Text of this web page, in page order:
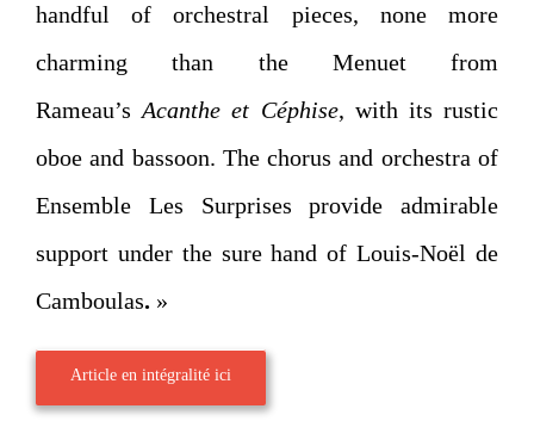
handful of orchestral pieces, none more
charming than the Menuet from
Rameau’sAcanthe et Céphise, with its rustic
oboe and bassoon. The chorus and orchestra of
Ensemble Les Surprises provide admirable
support under the sure hand of Louis‑Noël de
Camboulas. »
Article en intégralité ici